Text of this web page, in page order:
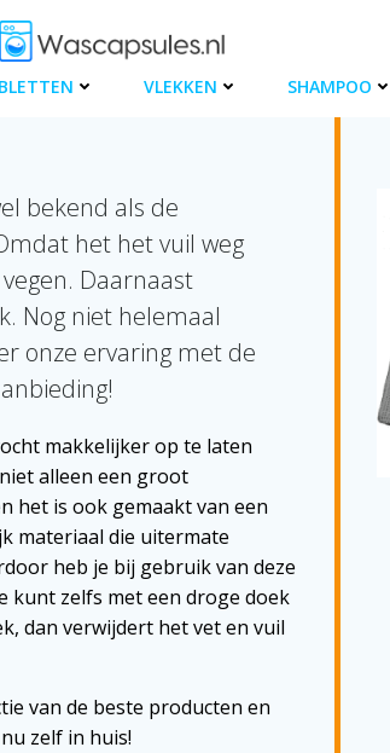
VLEKKEN SHAMPOO
bekend als de
het het vuil weg
Daarnaast
Nog niet helemaal
onze ervaring met de
makkelijker op te laten
alleen een groot
het is ook gemaakt van een
materiaal die uitermate
heb je bij gebruik van deze
kunt zelfs met een droge doek
dan verwijdert het vet en vuil
van de beste producten en
zelf in huis!